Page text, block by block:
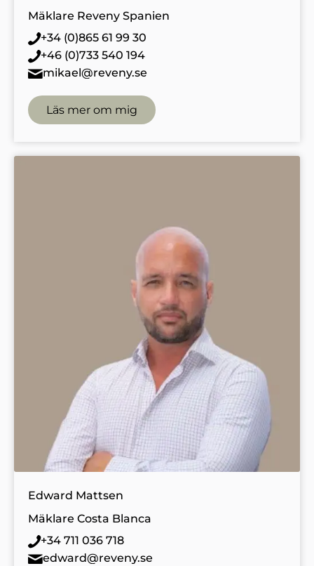
Mäklare Reveny Spanien
+34 (0)865 61 99 30
+46 (0)733 540 194
mikael@reveny.se
Läs mer om mig
Edward Mattsen
Mäklare Costa Blanca
+34 711 036 718
edward@reveny.se